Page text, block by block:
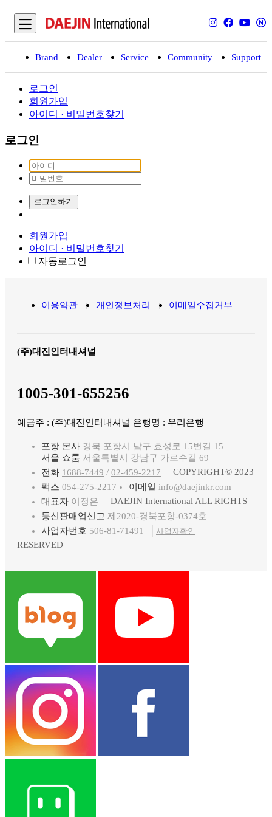
Brand Dealer Service Community Support
로그인
회원가입
아이디 · 비밀번호찾기
로그인
로그인하기
회원가입
아이디 · 비밀번호찾기
자동로그인
이용약관 개인정보처리 이메일수집거부
(주)대진인터내셔널
1005-301-655256
예금주 : (주)대진인터내셔널 은행명 : 우리은행
포항 본사 경북 포항시 남구 효성로 15번길 15
서울 쇼룸 서울특별시 강남구 가로수길 69
전화 1688-7449 / 02-459-2217
팩스 054-275-2217 이메일 info@daejinkr.com
대표자 이정은
통신판매업신고 제2020-경북포항-0374호
사업자번호 506-81-71491 사업자확인
COPYRIGHT© 2023
DAEJIN International ALL RIGHTS
RESERVED